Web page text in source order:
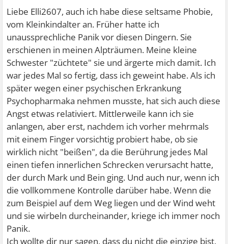
Liebe Elli2607, auch ich habe diese seltsame Phobie,
vom Kleinkindalter an. Früher hatte ich
unaussprechliche Panik vor diesen Dingern. Sie
erschienen in meinen Alpträumen. Meine kleine
Schwester "züchtete" sie und ärgerte mich damit. Ich
war jedes Mal so fertig, dass ich geweint habe. Als ich
später wegen einer psychischen Erkrankung
Psychopharmaka nehmen musste, hat sich auch diese
Angst etwas relativiert. Mittlerweile kann ich sie
anlangen, aber erst, nachdem ich vorher mehrmals
mit einem Finger vorsichtig probiert habe, ob sie
wirklich nicht "beißen", da die Berührung jedes Mal
einen tiefen innerlichen Schrecken verursacht hatte,
der durch Mark und Bein ging. Und auch nur, wenn ich
die vollkommene Kontrolle darüber habe. Wenn die
zum Beispiel auf dem Weg liegen und der Wind weht
und sie wirbeln durcheinander, kriege ich immer noch
Panik.
Ich wollte dir nur sagen, dass du nicht die einzige bist,